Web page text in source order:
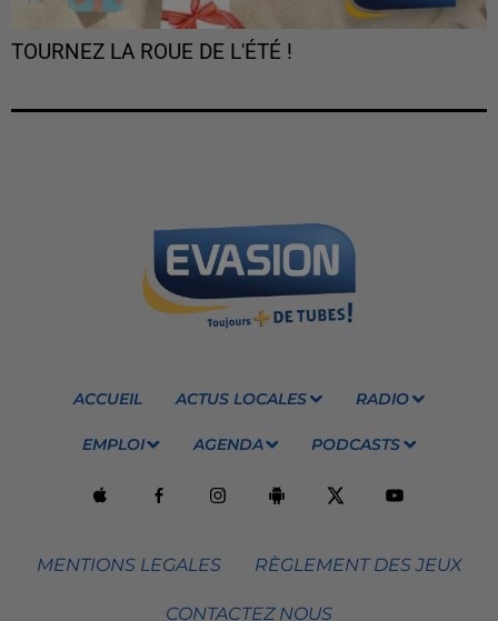
TOURNEZ LA ROUE DE L'ÉTÉ !
ACCUEIL ACTUS LOCALES RADIO
EMPLOI AGENDA PODCASTS
MENTIONS LEGALES RÈGLEMENT DES JEUX
CONTACTEZ NOUS